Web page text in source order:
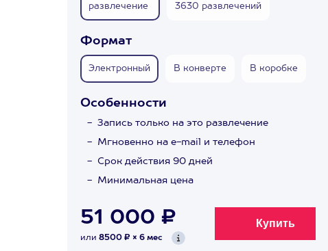
развлечение
3630 развлечений
Формат
Электронный В конверте В коробке
Особенности
Запись только на это развлечение
Мгновенно на e-mail и телефон
Срок действия 90 дней
Минимальная цена
51 000 ₽
или 8500 ₽ × 6 мес